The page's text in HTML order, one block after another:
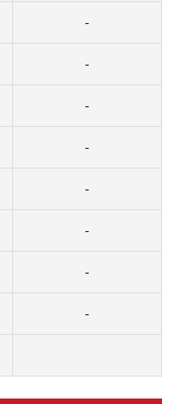
-
-
-
-
-
-
-
-